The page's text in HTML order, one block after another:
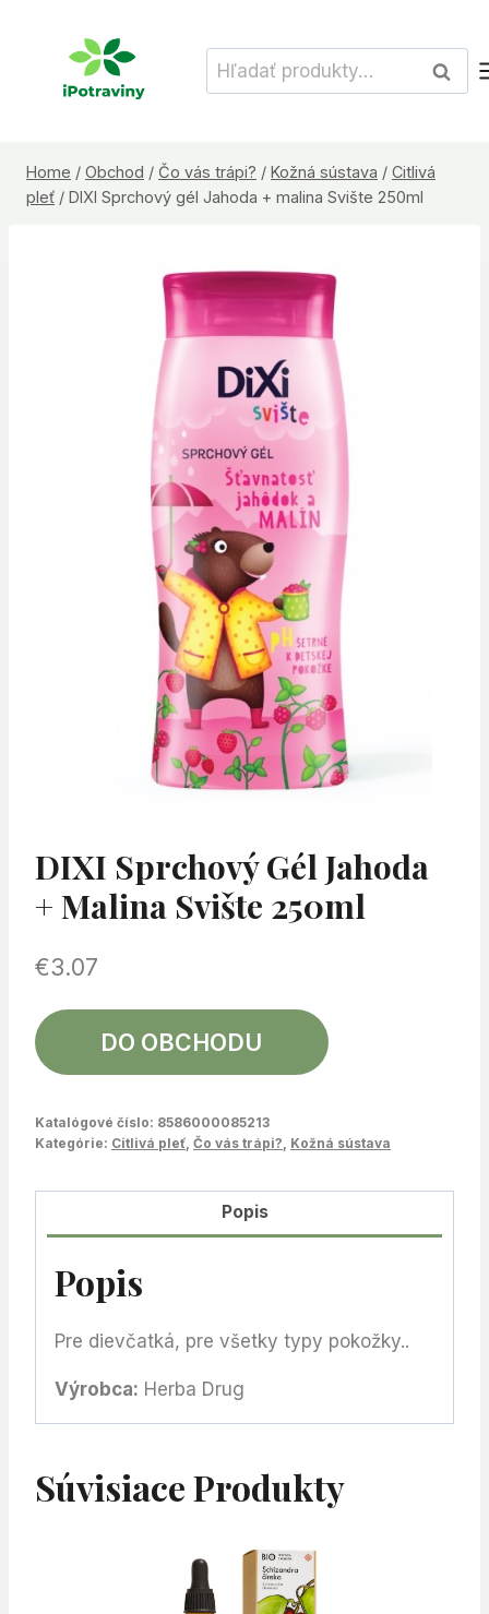
Hľadať:
Home / Obchod / Čo vás trápi? / Kožná sústava / Citlivá
pleť / DIXI Sprchový gél Jahoda + malina Svište 250ml
DIXI Sprchový Gél Jahoda
+ Malina Svište 250ml
€3.07
DO OBCHODU
Katalógové číslo: 8586000085213
Kategórie: Citlivá pleť Čo vás trápi? Kožná sústava
Popis
Popis
Pre dievčatká, pre všetky typy pokožky..
Výrobca: Herba Drug
Súvisiace Produkty